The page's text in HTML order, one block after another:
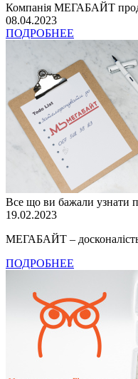
Компанія МЕГАБАЙТ
08.04.2023
ПОДРОБНЕЕ
Все що ви бажали узнати
19.02.2023
МЕГАБАЙТ – досконалість
ПОДРОБНЕЕ